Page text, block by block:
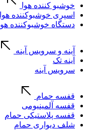
خوشبو کننده هوا
اسپری خوشبوکننده هوا
دستگاه خوشبوکننده هوا
آینه و سرویس آینه
آینه تک
سرویس آینه
قفسه حمام
قفسه آلمینیومی
قفسه پلاستیکی حمام
شلف دیواری حمام